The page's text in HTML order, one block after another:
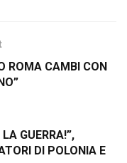
ROMA CAMBI CON
GUERRA!”,
DI POLONIA E